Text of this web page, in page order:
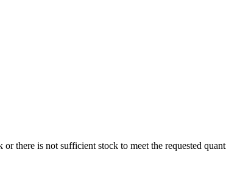
there is not sufficient stock to meet the requested